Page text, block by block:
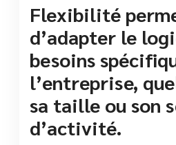
Flexibilité
d’adapter le
besoins
l’entreprise,
sa taille ou son
d’activité.